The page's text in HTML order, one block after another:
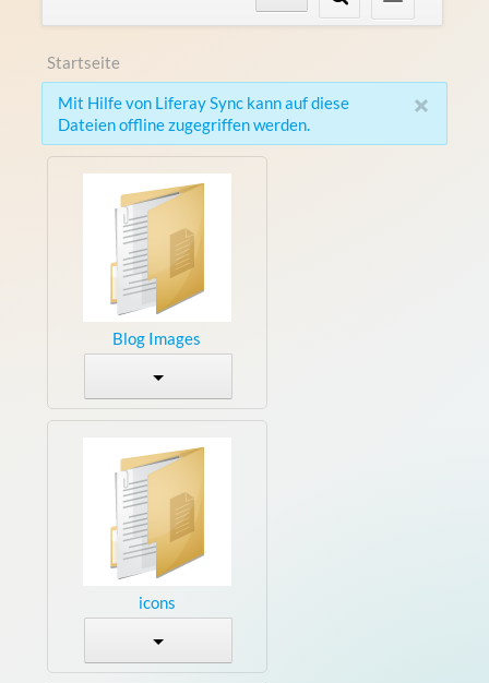
Startseite
×
Mit Hilfe von Liferay Sync kann auf diese
Dateien offline zugegriffen werden.
Blog Images
icons